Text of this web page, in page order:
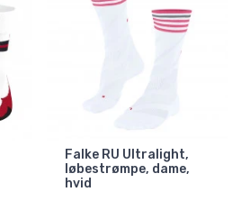
Falke RU Ultralight,
løbestrømpe, dame,
hvid